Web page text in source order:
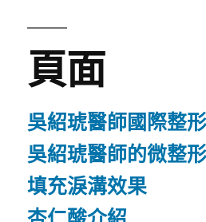
頁面
吳紹琥醫師國際整
吳紹琥醫師的微整
填充淚溝效果